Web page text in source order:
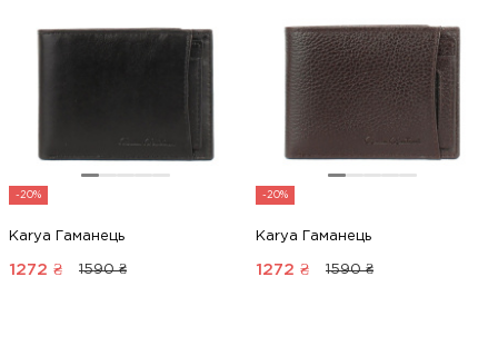
-20%
Karya Гаманець
1272 ₴ 1590 ₴
-20%
Karya Гаманець
1272 ₴ 1590 ₴